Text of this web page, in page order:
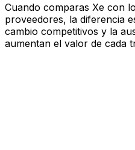
Cuando comparas Xe con
proveedores, la diferencia
cambio competitivos y la
aumentan el valor de cada